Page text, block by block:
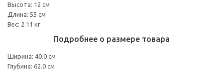
Высота: 12 см
Длина: 55 см
Вес: 2.11 кг
Подробнее о размере товара
Ширина: 40.0 см
Глубина: 62.0 см